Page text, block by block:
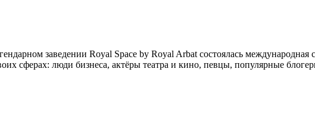
заведении Royal Space by Royal Arbat состоялась
сферах: люди бизнеса, актёры театра и кино, певцы, популярные